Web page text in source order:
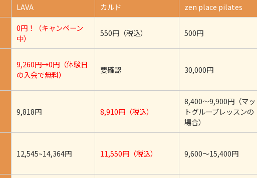
LAVA カルド
zen place pilates
0円！（キャンペーン
中）
550円（税込） 500円
9,260円→0円（体験日
の入会で無料）
要確認 30,000円
9,818円 8,910円（税込）
8,400〜9,900円（マッ
トグループレッスンの
場合）
12,545~14,364円 11,550円（税込） 9,600〜15,400円